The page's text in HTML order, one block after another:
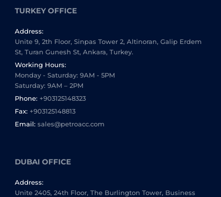
TURKEY OFFICE
Address:
Unite 9, 2th Floor, Sinpas Tower 2, Altinoran, Galip Erdem
St, Turan Gunesh St, Ankara, Turkey.
Working Hours:
Monday - Saturday: 9AM - 5PM
Saturday: 9AM – 2PM
Phone: +903125148323
Fax: +903125148813
Email: sales@petroacc.com
DUBAI OFFICE
Address:
Unite 2405, 24th Floor, The Burlington Tower, Business